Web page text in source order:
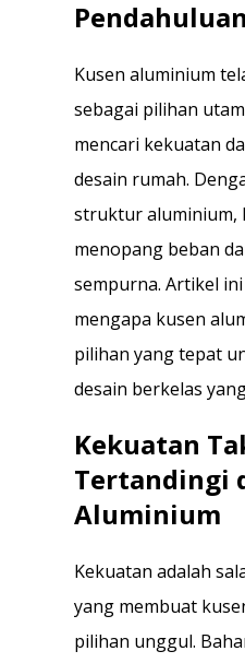
Pendahuluan
Kusen aluminium
sebagai pilihan
mencari kekuatan
desain rumah.
struktur aluminium,
menopang beban
sempurna. Artikel
mengapa kusen
pilihan yang tepat
desain berkelas
Kekuatan
Tertandingi
Aluminium
Kekuatan adalah
yang membuat
pilihan unggul.